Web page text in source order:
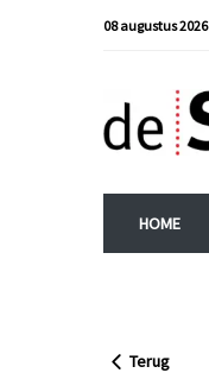
08 augustus 2026
HOME
Terug